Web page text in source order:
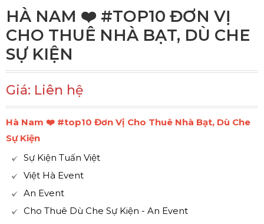
HÀ NAM ❤️️ #TOP10 ĐƠN VỊ
CHO THUÊ NHÀ BẠT, DÙ CHE
SỰ KIỆN
Giá: Liên hệ
Hà Nam ❤️️ #top10 Đơn Vị Cho Thuê Nhà Bạt, Dù Che
Sự Kiện
Sự Kiện Tuấn Việt
Việt Hà Event
An Event
Cho Thuê Dù Che Sự Kiện - An Event